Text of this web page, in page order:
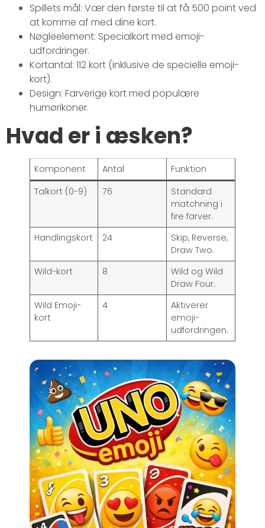
Spillets mål: Vær den første til at få 500 point ved
at komme af med dine kort.
Nøgleelement: Specialkort med emoji-
udfordringer.
Kortantal: 112 kort (inklusive de specielle emoji-
kort).
Design: Farverige kort med populære
humørikoner.
Hvad er i æsken?
Komponent Antal
Funktion
Talkort (0-9)
76
Standard
matchning i
fire farver.
Handlingskort
24
Skip, Reverse,
Draw Two.
Wild-kort
8
Wild og Wild
Draw Four.
Wild Emoji-
kort
4
Aktiverer
emoji-
udfordringen.